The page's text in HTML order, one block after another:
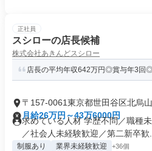
正社員
スシローの店長候補
株式会社あきんどスシロー
店長の平均年収642万円◎賞与年3回◎
〒157-0061東京都世田谷区北烏山
月給26万円～43万6000円
求めている人材 学歴不問／職種
／社会人未経験歓迎／第二新卒歓...
制服あり 業界未経験歓迎 +36個